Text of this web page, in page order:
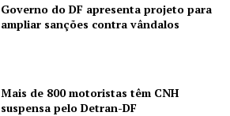
Governo do DF apresenta projeto para
ampliar sanções contra vândalos
Mais de 800 motoristas têm CNH
suspensa pelo Detran-DF